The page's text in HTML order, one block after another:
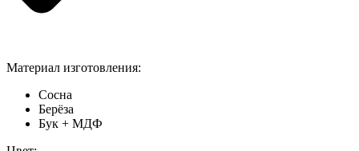
Материал изготовления:
Сосна
Берёза
Бук + МДФ